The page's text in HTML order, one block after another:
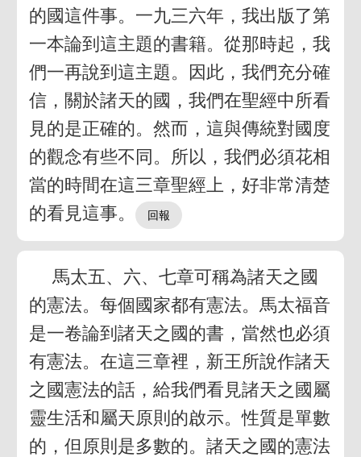
的國這件事。一九三六年，我出版了第
一本論到這主題的書籍。從那時起，我
們一再說到這主題。因此，我們充分確
信，關於諸天的國，我們在聖經中所看
見的是正確的。然而，這與傳統對國度
的觀念有些不同。所以，我們必須花相
當的時間在這三章聖經上，好非常清楚
的看見這事。
馬太五、六、七章可稱為諸天之國
的憲法。每個國家都有憲法。馬太福音
是一卷論到諸天之國的書，當然也必須
有憲法。在這三章裡，新王所說作諸天
之國憲法的話，給我們看見諸天之國屬
靈生活和屬天原則的啟示。性質是單數
的，但原則是多數的。諸天之國的憲法